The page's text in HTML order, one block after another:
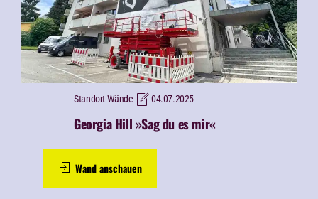
Standort Wände 04.07.2025
Georgia Hill »Sag du es mir«
Wand anschauen